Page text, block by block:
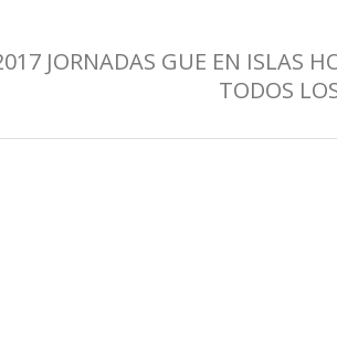
JORNADAS GUE EN ISLAS
TODOS